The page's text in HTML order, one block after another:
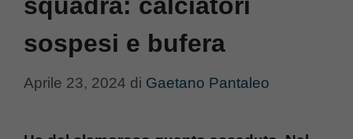
sospesi e bufera
Aprile 23, 2024 di Gaetano Pantaleo